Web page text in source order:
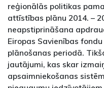
reģionālās politikas
attīstības plānu 2014. –
neapstiprināšana
Eiropas Savienības
plānošanas periodā.
jautājumi, kas skar
apsaimniekošanas